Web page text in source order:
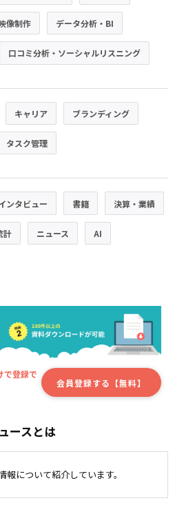
像制作 データ分析・BI
口コミ分析・ソーシャルリスニング
キャリア ブランディング
タスク管理
ンタビュー 書籍 決算・業績
計 ニュース AI
で登録で
会員登録する【無料】
ースとは
について紹介しています。